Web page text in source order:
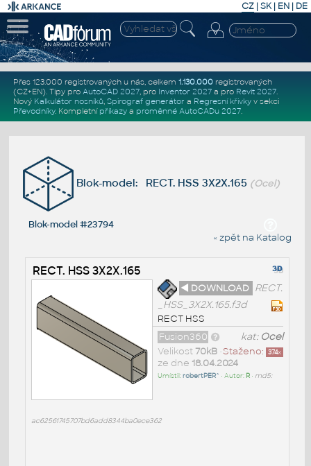
CZ | SK| EN | DE
Přes 123.000 registrovaných u nás, celkem 1.130.000registrovaných
(CZ+EN). Tipy pro AutoCAD 2027, pro Inventor 2027a pro Revit 2027.
Nový Kalkulátor nosníků, Spirograf generátor a Regresní křivkyv sekci
Převodníky. Kompletní příkazya proměnné AutoCADu 2027.
Blok-model: RECT. HSS 3X2X.165 (Ocel)
Blok-model #23794
« zpět na Katalog
RECT. HSS 3X2X.165
◄ DOWNLOAD RECT.
_HSS_3X2X.165.f3d
RECT HSS
kat: Ocel
Fusion360
Staženo: 374x
Velikost 70kB•
ze dne 18.04.2024
Umístil:robertPER^ • Autor: R• md5:
ac62561745707bd6add8344ba0ece362